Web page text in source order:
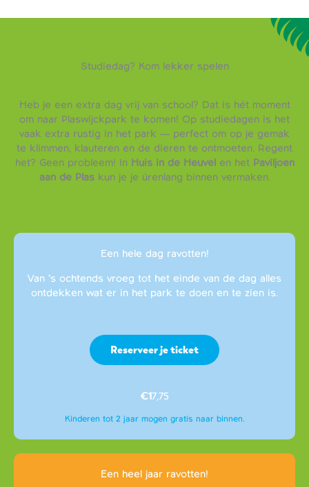
Studiedag? Kom lekker spelen
Heb je een extra dag vrij van school? Dat is hét moment
om naar Plaswijckpark te komen! Op studiedagen is het
vaak extra rustig in het park — perfect om op je gemak
te klimmen, klauteren en de dieren te ontmoeten. Regent
het? Geen probleem! In Huis in de Heuvelen het Paviljoen
aan de Plaskun je je úrenlang binnen vermaken.
Een hele dag ravotten!
Van ’s ochtends vroeg tot het einde van de dag alles
ontdekken wat er in het park te doen en te zien is.
Reserveer je ticket
€17,75
Kinderen tot 2 jaar mogen gratis naar binnen.
Een heel jaar ravotten!